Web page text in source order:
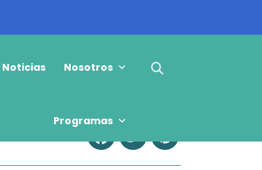
Noticias Nosotros
Programas